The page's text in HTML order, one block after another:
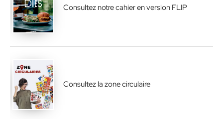
Consultez notre cahier en version FLIP
Consultez la zone circulaire